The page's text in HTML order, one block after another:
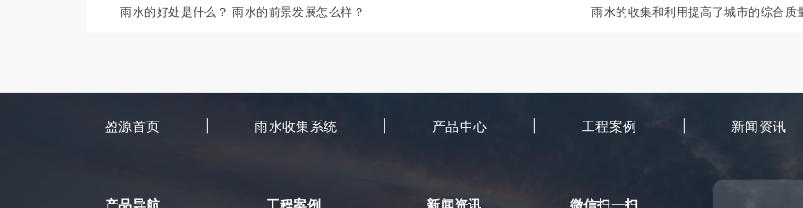
雨水的好处是什么？ 雨水的前景发展怎么样？ 雨水的收集和利用提高了城市的综合质
盈源首页 雨水收集系统 产品中心 工程案例 新闻资讯